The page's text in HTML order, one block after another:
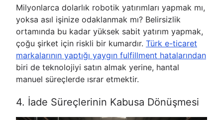
Milyonlarca dolarlık robotik yatırımları yapmak mı,
yoksa asıl işinize odaklanmak mı? Belirsizlik
ortamında bu kadar yüksek sabit yatırım yapmak,
çoğu şirket için riskli bir kumardır. Türk e-ticaret
markalarının yaptığı yaygın fulfillment hatalarından
biri de teknolojiyi satın almak yerine, hantal
manuel süreçlerde ısrar etmektir.
4. İade Süreçlerinin Kabusa Dönüşmesi